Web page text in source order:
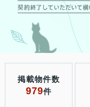
掲載物件数
979件